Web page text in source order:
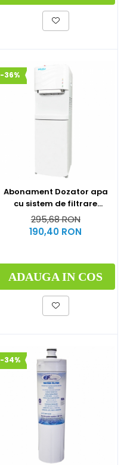
-36%
Abonament Dozator apa
cu sistem de filtrare
BIOLUX JL-1634S UF
295,68 RON
190,40 RON
ADAUGA IN COS
-34%